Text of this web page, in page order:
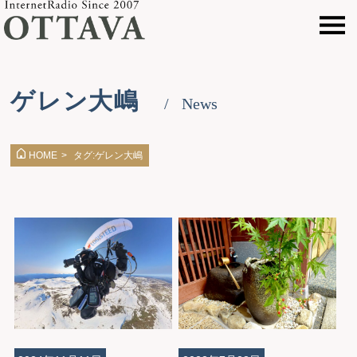
ゲレン大嶋 News
HOME > タグ:ゲレン大嶋